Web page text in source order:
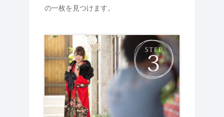
の一枚を見つけます。